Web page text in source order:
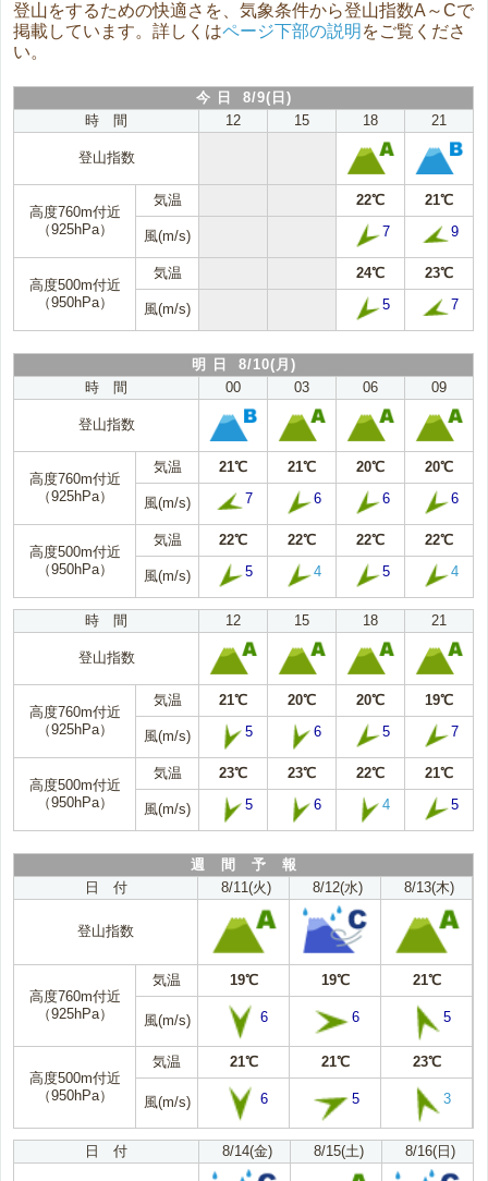
登山をするための快適さを、気象条件から登山指数A～Cで
掲載しています。詳しくはページ下部の説明 をご覧くださ
い。
今 日 8/9(日)
時 間
12 15 18 21
登山指数
高度760m付近
（925hPa）
気温 22℃ 21℃
風(m/s) 7 9
高度500m付近
（950hPa）
気温 24℃ 23℃
風(m/s) 5 7
明 日 8/10(月)
時 間
00 03 06 09
登山指数
高度760m付近
（925hPa）
気温 21℃ 21℃ 20℃ 20℃
風(m/s) 7 6 6 6
高度500m付近
（950hPa）
気温 22℃ 22℃ 22℃ 22℃
風(m/s) 5 4 5 4
時 間 12 15 18 21
登山指数
高度760m付近
（925hPa）
気温 21℃ 20℃ 20℃ 19℃
風(m/s) 5 6 5 7
高度500m付近
（950hPa）
気温 23℃ 23℃ 22℃ 21℃
風(m/s) 5 6 4 5
週 間 予 報
日 付
8/11(火) 8/12(水) 8/13(木)
登山指数
高度760m付近
（925hPa）
気温 19℃ 19℃ 21℃
風(m/s) 6 6 5
高度500m付近
（950hPa）
気温 21℃ 21℃ 23℃
風(m/s) 6 5 3
日 付 8/14(金) 8/15(土) 8/16(日)